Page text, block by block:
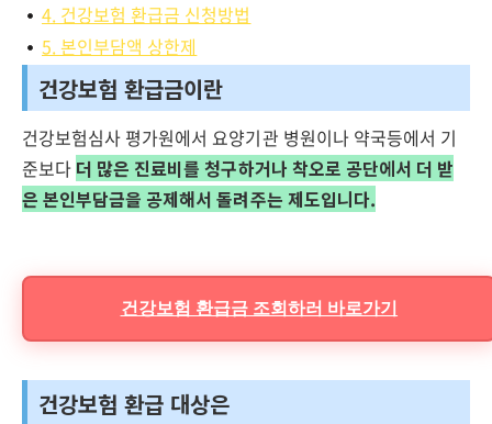
4. 건강보험 환급금 신청방법
5. 본인부담액 상한제
건강보험 환급금이란
건강보험심사 평가원에서 요양기관 병원이나 약국등에서 기
준보다 더 많은 진료비를 청구하거나 착오로 공단에서 더 받
은 본인부담금을 공제해서 돌려주는 제도입니다.
건강보험 환급금 조회하러 바로가기
건강보험 환급 대상은